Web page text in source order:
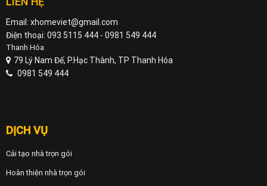
Email: xhomeviet@gmail.com
Điện thoại: 093 5115 444 - 0981 549 444
Thanh Hóa
79 Lý Nam Đế, P.Hạc Thành, TP Thanh Hóa
0981 549 444
DỊCH VỤ
Cải tạo nhà trọn gói
Hoàn thiện nhà trọn gói